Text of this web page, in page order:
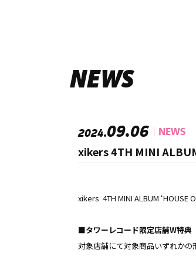
NEWS
2024.09.06 NEWS
xikers 4TH MINI
xikers 4TH MINI ALBUM ‘HOUSE
■タワーレコード限定店舗W特典
対象店舗にて対象商品いずれかの